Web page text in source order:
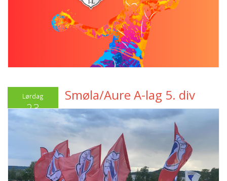
Lørdag
23
Smøla/Aure A-lag 5. div